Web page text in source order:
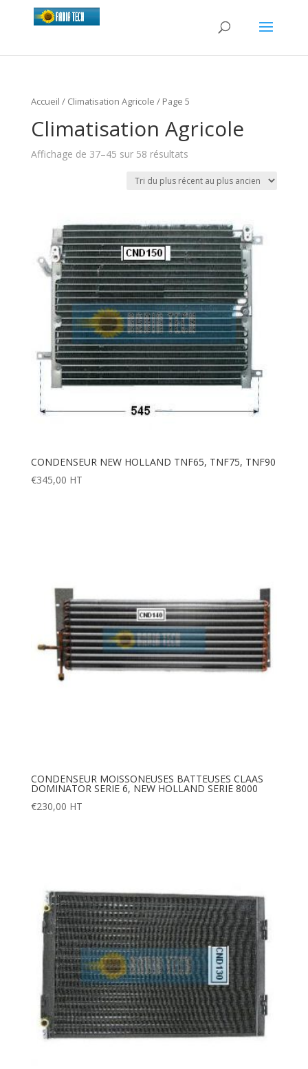
Accueil / Climatisation Agricole / Page 5
Climatisation Agricole
Affichage de 37–45 sur 58 résultats
CONDENSEUR NEW HOLLAND TNF65, TNF75, TNF90
€345,00 HT
CONDENSEUR MOISSONEUSES BATTEUSES CLAAS
DOMINATOR SERIE 6, NEW HOLLAND SERIE 8000
€230,00 HT